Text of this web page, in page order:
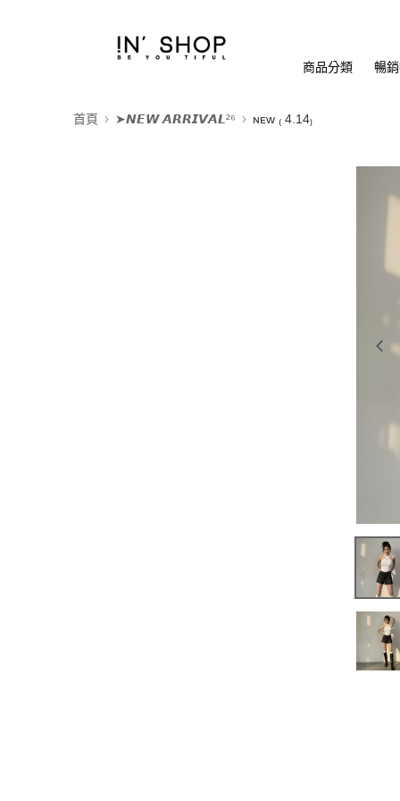
商品分類 暢
首頁 ➤𝙉𝙀𝙒 𝘼𝙍𝙍𝙄𝙑𝘼𝙇²⁶ ɴᴇᴡ ₍ 4.14₎